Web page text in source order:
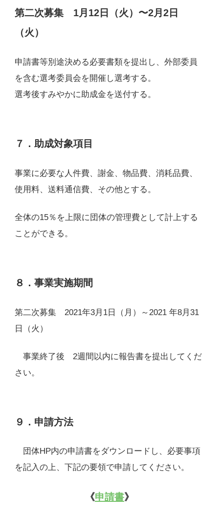
第二次募集 1月12日（火）〜2月2日
（火）
申請書等別途決める必要書類を提出し、外部委員
を含む選考委員会を開催し選考する。
選考後すみやかに助成金を送付する。
７．助成対象項目
事業に必要な人件費、謝金、物品費、消耗品費、
使用料、送料通信費、その他とする。
全体の15％を上限に団体の管理費として計上する
ことができる。
８．事業実施期間
第二次募集 2021年3月1日（月）～2021 年8月31
日（火）
事業終了後 2週間以内に報告書を提出してくだ
さい。
９．申請方法
団体HP内の申請書をダウンロードし、必要事項
を記入の上、下記の要領で申請してください。
《申請書》